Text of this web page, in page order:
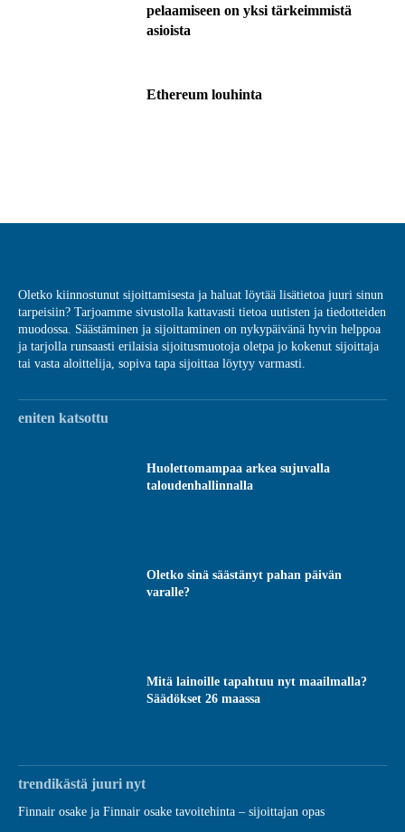
pelaamiseen on yksi tärkeimmistä
asioista
Ethereum louhinta
Oletko kiinnostunut sijoittamisesta ja haluat löytää lisätietoa juuri sinun
tarpeisiin? Tarjoamme sivustolla kattavasti tietoa uutisten ja tiedotteiden
muodossa. Säästäminen ja sijoittaminen on nykypäivänä hyvin helppoa
ja tarjolla runsaasti erilaisia sijoitusmuotoja oletpa jo kokenut sijoittaja
tai vasta aloittelija, sopiva tapa sijoittaa löytyy varmasti.
eniten katsottu
Huolettomampaa arkea sujuvalla
taloudenhallinnalla
Oletko sinä säästänyt pahan päivän
varalle?
Mitä lainoille tapahtuu nyt maailmalla?
Säädökset 26 maassa
trendikästä juuri nyt
Finnair osake ja Finnair osake tavoitehinta – sijoittajan opas